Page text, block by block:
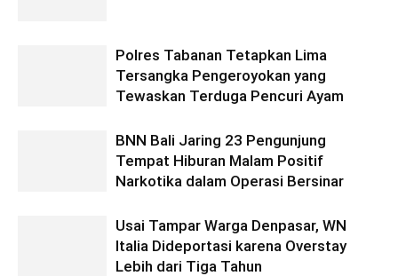
Polres Tabanan Tetapkan Lima
Tersangka Pengeroyokan yang
Tewaskan Terduga Pencuri Ayam
BNN Bali Jaring 23 Pengunjung
Tempat Hiburan Malam Positif
Narkotika dalam Operasi Bersinar
Usai Tampar Warga Denpasar, WN
Italia Dideportasi karena Overstay
Lebih dari Tiga Tahun